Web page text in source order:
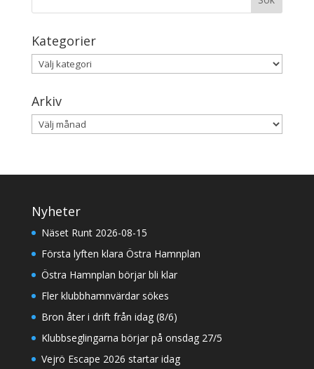
Kategorier
Kategorier
Arkiv
Arkiv
Nyheter
Näset Runt 2026-08-15
Första lyften klara Östra Hamnplan
Östra Hamnplan börjar bli klar
Fler klubbhamnvärdar sökes
Bron åter i drift från idag (8/6)
Klubbseglingarna börjar på onsdag 27/5
Vejrö Escape 2026 startar idag